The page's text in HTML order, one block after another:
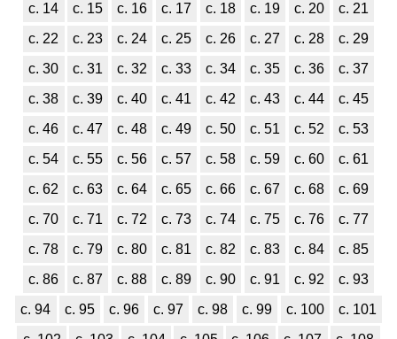
с. 14
с. 15 с. 16 с. 17 с. 18 с. 19 с. 20
с. 21
с. 22
с. 23 с. 24 с. 25 с. 26 с. 27 с. 28
с. 29
с. 30
с. 31 с. 32 с. 33 с. 34 с. 35 с. 36
с. 37
с. 38
с. 39 с. 40 с. 41 с. 42 с. 43 с. 44
с. 45
с. 46
с. 47 с. 48 с. 49 с. 50 с. 51 с. 52
с. 53
с. 54
с. 55 с. 56 с. 57 с. 58 с. 59 с. 60
с. 61
с. 62
с. 63 с. 64 с. 65 с. 66 с. 67 с. 68
с. 69
с. 70
с. 71 с. 72 с. 73 с. 74 с. 75 с. 76
с. 77
с. 78
с. 79 с. 80 с. 81 с. 82 с. 83 с. 84
с. 85
с. 86
с. 87 с. 88 с. 89 с. 90 с. 91 с. 92
с. 93
с. 94
с. 95 с. 96 с. 97 с. 98 с. 99 с. 100
с. 101